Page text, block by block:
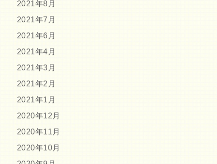
2021年8月
2021年7月
2021年6月
2021年4月
2021年3月
2021年2月
2021年1月
2020年12月
2020年11月
2020年10月